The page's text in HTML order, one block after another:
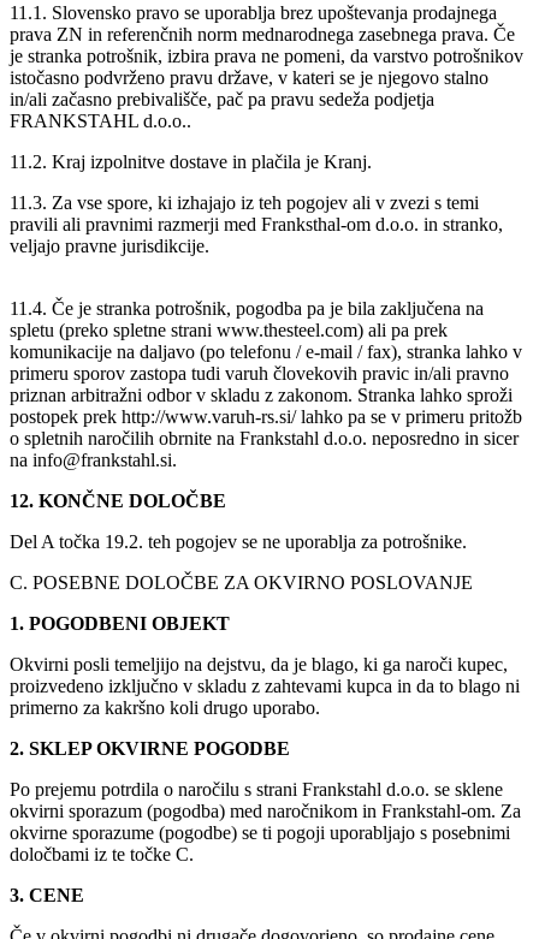
11.1. Slovensko pravo se uporablja brez upoštevanja prodajnega
prava ZN in referenčnih norm mednarodnega zasebnega prava. Če
je stranka potrošnik, izbira prava ne pomeni, da varstvo potrošnikov
istočasno podvrženo pravu države, v kateri se je njegovo stalno
in/ali začasno prebivališče, pač pa pravu sedeža podjetja
FRANKSTAHL d.o.o..
11.2. Kraj izpolnitve dostave in plačila je Kranj.
11.3. Za vse spore, ki izhajajo iz teh pogojev ali v zvezi s temi
pravili ali pravnimi razmerji med Franksthal-om d.o.o. in stranko,
veljajo pravne jurisdikcije.
11.4. Če je stranka potrošnik, pogodba pa je bila zaključena na
spletu (preko spletne strani www.thesteel.com) ali pa prek
komunikacije na daljavo (po telefonu / e-mail / fax), stranka lahko v
primeru sporov zastopa tudi varuh človekovih pravic in/ali pravno
priznan arbitražni odbor v skladu z zakonom. Stranka lahko sproži
postopek prek http://www.varuh-rs.si/ lahko pa se v primeru pritožb
o spletnih naročilih obrnite na Frankstahl d.o.o. neposredno in sicer
na info@frankstahl.si.
12. KONČNE DOLOČBE
Del A točka 19.2. teh pogojev se ne uporablja za potrošnike.
C. POSEBNE DOLOČBE ZA OKVIRNO POSLOVANJE
1. POGODBENI OBJEKT
Okvirni posli temeljijo na dejstvu, da je blago, ki ga naroči kupec,
proizvedeno izključno v skladu z zahtevami kupca in da to blago ni
primerno za kakršno koli drugo uporabo.
2. SKLEP OKVIRNE POGODBE
Po prejemu potrdila o naročilu s strani Frankstahl d.o.o. se sklene
okvirni sporazum (pogodba) med naročnikom in Frankstahl-om. Za
okvirne sporazume (pogodbe) se ti pogoji uporabljajo s posebnimi
določbami iz te točke C.
3. CENE